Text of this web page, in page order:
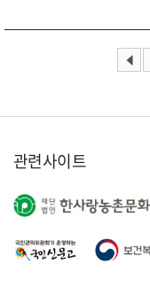
관련사이트